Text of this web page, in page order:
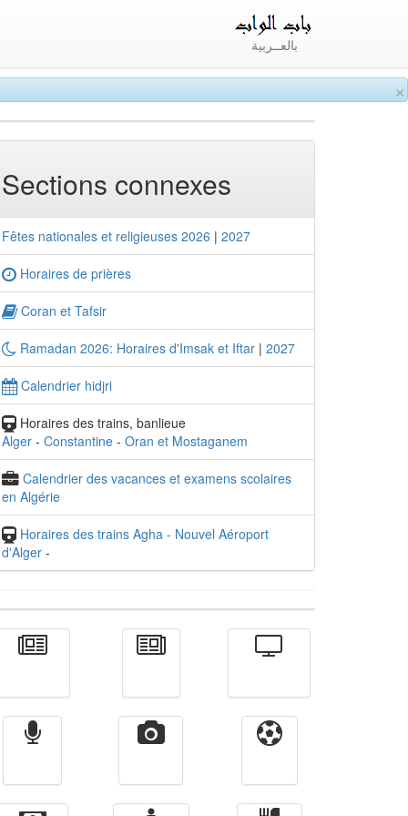
×
بالعــربية
Sections connexes
Fêtes nationales et religieuses 2026 | 2027
Horaires de prières
Coran et Tafsir
Ramadan 2026: Horaires d'Imsak et Iftar | 2027
Calendrier hidjri
Horaires des trains, banlieue
Alger - Constantine - Oran et Mostaganem
Calendrier des vacances et examens scolaires
en Algérie
Horaires des trains Agha - Nouvel Aéroport
d'Alger -